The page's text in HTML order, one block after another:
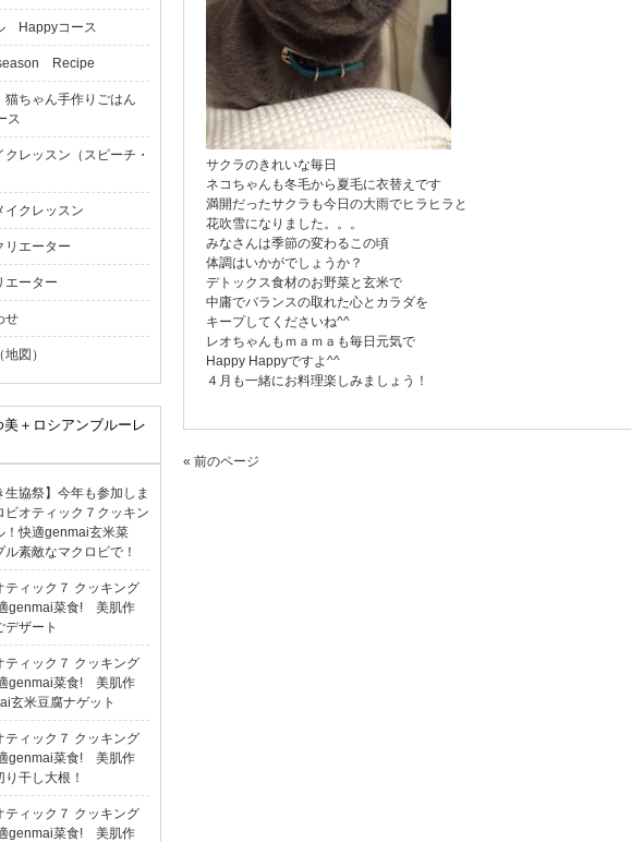
サクラのきれいな毎日
ネコちゃんも冬毛から夏毛に衣替えです
満開だったサクラも今日の大雨でヒラヒラと
花吹雪になりました。。。
みなさんは季節の変わるこの頃
体調はいかがでしょうか？
デトックス食材のお野菜と玄米で
中庸でバランスの取れた心とカラダを
キープしてくださいね^^
レオちゃんもｍａｍａも毎日元気で
Happy Happyですよ^^
４月も一緒にお料理楽しみましょう！
« 前のページ
Happyコース
Recipe
猫ちゃん手作りごはん
ス
クレッスン（スピーチ・
イクレッスン
リエーター
エーター
せ
図）
美＋ロシアンブルーレ
生協祭】今年も参加しま
ビオティック７クッキン
！快適genmai玄米菜
ル素敵なマクロビで！
ティック７ クッキング
genmai菜食! 美肌作
デザート
ティック７ クッキング
genmai菜食! 美肌作
玄米豆腐ナゲット
ティック７ クッキング
genmai菜食! 美肌作
り干し大根！
ティック７ クッキング
genmai菜食! 美肌作